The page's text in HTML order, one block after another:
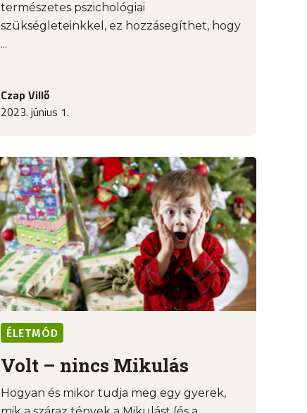
természetes pszichológiai
szükségleteinkkel, ez hozzásegíthet, hogy
...
Czap Villő
2023. június 1.
ÉLETMÓD
Volt – nincs Mikulás
Hogyan és mikor tudja meg egy gyerek,